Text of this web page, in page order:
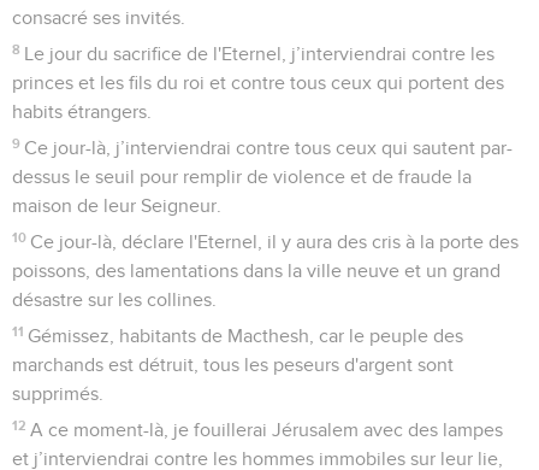
consacré ses invités.
8 Le jour du sacrifice de l'Eternel, j’interviendrai contre les
princes et les fils du roi et contre tous ceux qui portent des
habits étrangers.
9 Ce jour-là, j’interviendrai contre tous ceux qui sautent par-
dessus le seuil pour remplir de violence et de fraude la
maison de leur Seigneur.
10 Ce jour-là, déclare l'Eternel, il y aura des cris à la porte des
poissons, des lamentations dans la ville neuve et un grand
désastre sur les collines.
11 Gémissez, habitants de Macthesh, car le peuple des
marchands est détruit, tous les peseurs d'argent sont
supprimés.
12 A ce moment-là, je fouillerai Jérusalem avec des lampes
et j’interviendrai contre les hommes immobiles sur leur lie,